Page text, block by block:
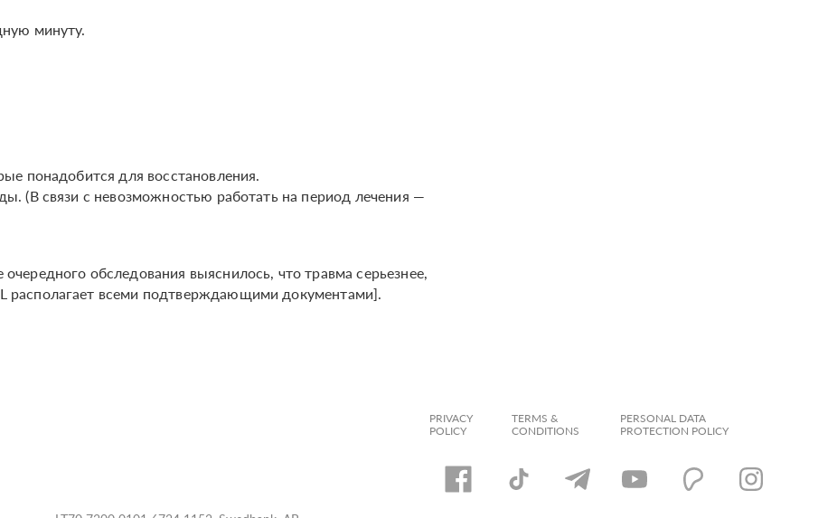
минуту.
понадобится для восстановления.
(В связи с невозможностью работать на период лечения —
обследования выяснилось, что травма серьезнее,
располагает всеми подтверждающими документами].
PRIVACY
POLICY
TERMS &
CONDITIONS
PERSONAL DATA
PROTECTION POLICY